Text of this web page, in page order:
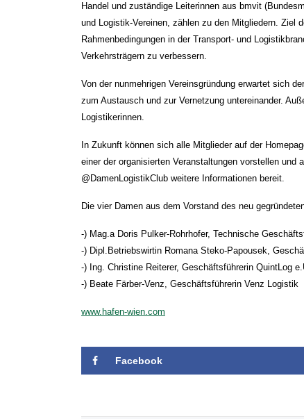
Handel und zuständige Leiterinnen aus bmvit
und Logistik-Vereinen, zählen zu den Mitgliedern. Ziel
Rahmenbedingungen in der Transport- und
Verkehrsträgern zu verbessern.
Von der nunmehrigen Vereinsgründung erwartet sich
zum Austausch und zur Vernetzung untereinander.
Logistikerinnen.
In Zukunft können sich alle Mitglieder auf der
einer der organisierten Veranstaltungen vorstellen
@DamenLogistikClub weitere Informationen bereit.
Die vier Damen aus dem Vorstand des neu
-) Mag.a Doris Pulker-Rohrhofer, Technische
-) Dipl.Betriebswirtin Romana Steko-Papousek,
-) Ing. Christine Reiterer, Geschäftsführerin QuintLog
-) Beate Färber-Venz, Geschäftsführerin Venz Logistik
www.hafen-wien.com
Facebook